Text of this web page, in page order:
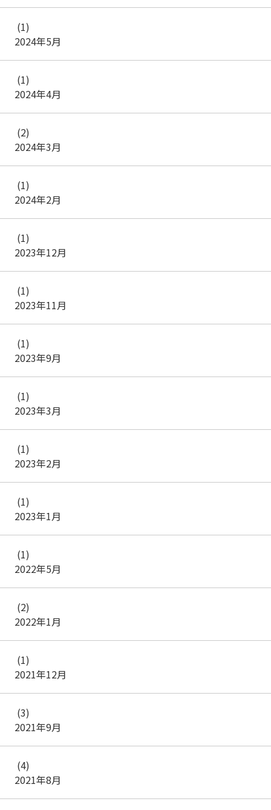
2024年5月
(1)
2024年4月
(1)
2024年3月
(2)
2024年2月
(1)
2023年12月
(1)
2023年11月
(1)
2023年9月
(1)
2023年3月
(1)
2023年2月
(1)
2023年1月
(1)
2022年5月
(1)
2022年1月
(2)
2021年12月
(1)
2021年9月
(3)
2021年8月
(4)